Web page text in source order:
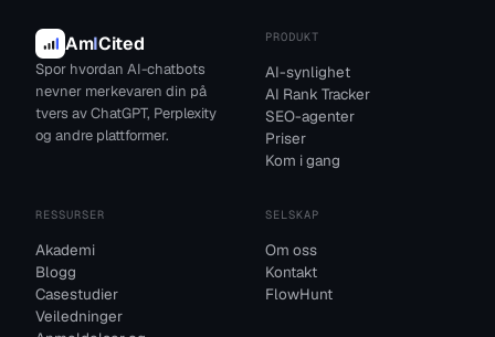
AmICited
Spor hvordan AI-chatbots
nevner merkevaren din på
tvers av ChatGPT, Perplexity
og andre plattformer.
PRODUKT
AI-synlighet
AI Rank Tracker
SEO-agenter
Priser
Kom i gang
RESSURSER
Akademi
Blogg
Casestudier
Veiledninger
SELSKAP
Om oss
Kontakt
FlowHunt